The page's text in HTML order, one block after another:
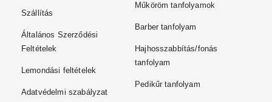
Szállítás
Általános Szerződési
Feltételek
Lemondási feltételek
Adatvédelmi szabályzat
Műköröm tanfolyamok
Barber tanfolyam
Hajhosszabbítás/fonás
tanfolyam
Pedikűr tanfolyam